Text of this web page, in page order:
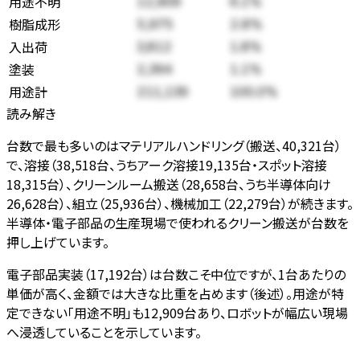
樹脂成形 5,975 2.8%
入出荷 3,812 1.8%
塗装 2,394 1.1 %
用途計 211,139 100.0%
読み解き
台数で最も多いのはマテリアルハンドリング（搬送、40,321台）
で、溶接（38,518台、うちアーク溶接19,135台・スポット溶接
18,315台）、クリーンルーム搬送（28,658台、うち半導体向け
26,628台）、組立（25,936台）、機械加工（22,279台）が続きます。
半導体・電子部品の生産現場で使われるクリーン搬送が台数を
押し上げています。
電子部品実装（17,192台）は台数こそ中位ですが、1台あたりの
単価が高く、金額では大きな比重を占めます（後述）。用途が特
定できない「用途不明」も12,909台あり、ロボットが幅広い現場
へ浸透していることを示しています。